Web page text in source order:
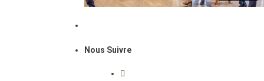
Nous Suivre